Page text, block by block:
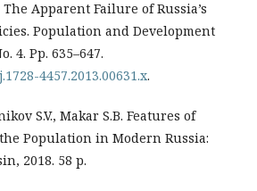
The Apparent Failure of Russia’s
Population and Development
4. Pp. 635–647.
4457.2013.00631.x.
S.V., Makar S.B. Features of
Population in Modern Russia:
2018. 58 p.